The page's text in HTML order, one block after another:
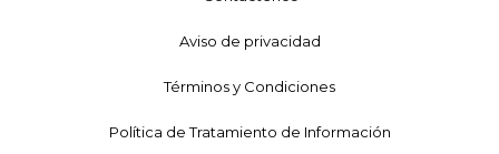
Aviso de privacidad
Términos y Condiciones
Política de Tratamiento de Información